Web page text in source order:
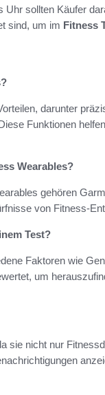
sollten Käufer
sind, um im Fitness
darunter
Funktionen
Wearables?
gehören
von Fitness-
Test?
Faktoren wie
um
sie nicht nur